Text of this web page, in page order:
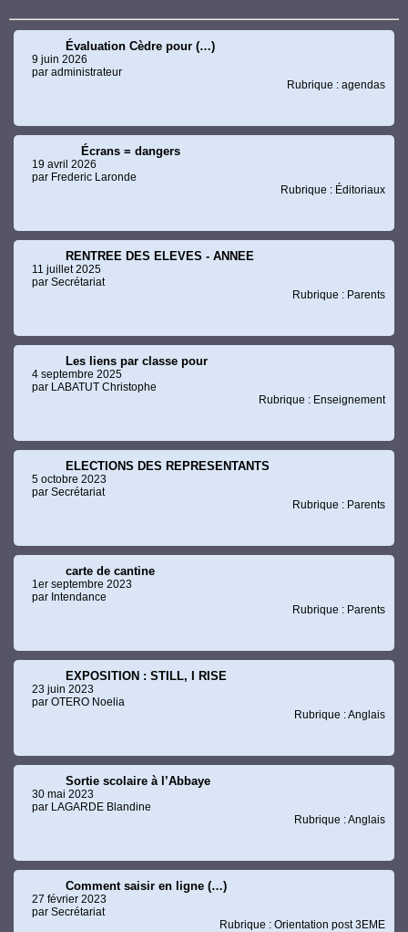
Évaluation Cèdre pour (…)
9 juin 2026
par administrateur
Rubrique : agendas
Écrans = dangers
19 avril 2026
par Frederic Laronde
Rubrique : Éditoriaux
RENTREE DES ELEVES - ANNEE
11 juillet 2025
par Secrétariat
Rubrique : Parents
Les liens par classe pour
4 septembre 2025
par LABATUT Christophe
Rubrique : Enseignement
ELECTIONS DES REPRESENTANTS
5 octobre 2023
par Secrétariat
Rubrique : Parents
carte de cantine
1er septembre 2023
par Intendance
Rubrique : Parents
EXPOSITION : STILL, I RISE
23 juin 2023
par OTERO Noelia
Rubrique : Anglais
Sortie scolaire à l’Abbaye
30 mai 2023
par LAGARDE Blandine
Rubrique : Anglais
Comment saisir en ligne (…)
27 février 2023
par Secrétariat
Rubrique : Orientation post 3EME